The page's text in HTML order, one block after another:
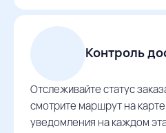
Контроль
Отслеживайте статус
смотрите маршрут на
уведомления на каждом